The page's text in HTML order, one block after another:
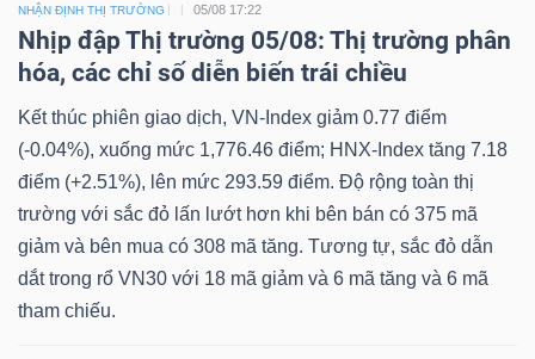
NHẬN ĐỊNH THỊ TRƯỜNG 05/08 17:22
Nhịp đập Thị trường 05/08: Thị trường phân
hóa, các chỉ số diễn biến trái chiều
Kết thúc phiên giao dịch, VN-Index giảm 0.77 điểm
(-0.04%), xuống mức 1,776.46 điểm; HNX-Index tăng 7.18
điểm (+2.51%), lên mức 293.59 điểm. Độ rộng toàn thị
trường với sắc đỏ lấn lướt hơn khi bên bán có 375 mã
giảm và bên mua có 308 mã tăng. Tương tự, sắc đỏ dẫn
dắt trong rổ VN30 với 18 mã giảm và 6 mã tăng và 6 mã
tham chiếu.